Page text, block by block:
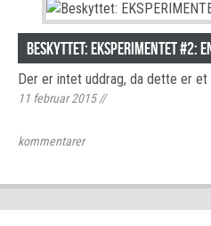
Beskyttet: EKSPERIMENTET
Der er intet uddrag, da dette er
11 februar 2015//
kommentarer